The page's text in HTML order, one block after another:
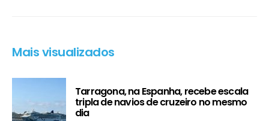
Mais visualizados
Tarragona, na Espanha, recebe escala
tripla de navios de cruzeiro no mesmo
dia